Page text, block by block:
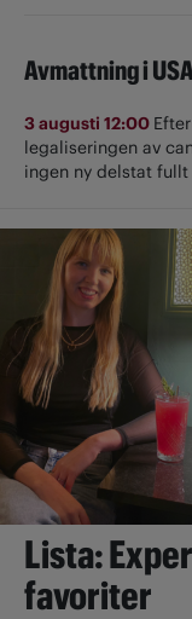
Avmattning i
3 augusti 12:00
legaliseringen av
ingen ny delstat
Lista:
favoriter